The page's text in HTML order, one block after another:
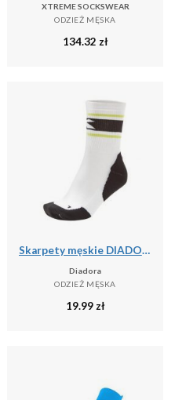
XTREME SOCKSWEAR
ODZIEŻ MĘSKA
134.32 zł
Skarpety męskie DIADORA SOCKS
Diadora
ODZIEŻ MĘSKA
19.99zł